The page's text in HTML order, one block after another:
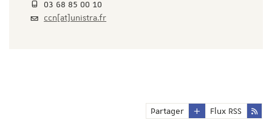
03 68 85 00 10
ccn[at]unistra.fr
Partager Flux RSS